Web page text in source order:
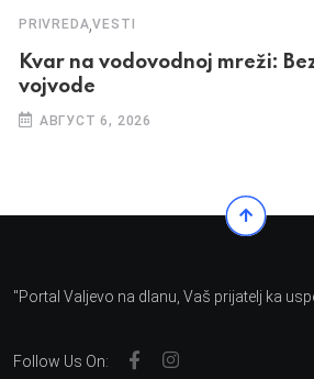
PRIVREDA,VESTI
Kvar na vodovodnoj mreži:
vojvode
АВГУСТ 6, 2026
"Portal Valjevo na dlanu, Vaš prijatelj ka
Follow Us On: